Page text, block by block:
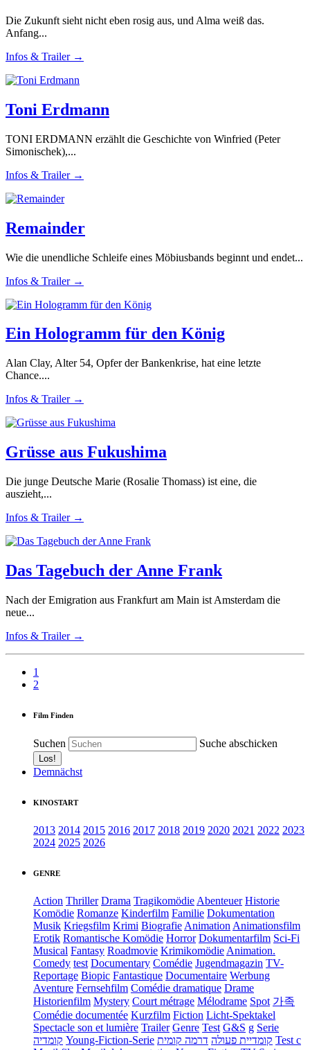
Die Zukunft sieht nicht eben rosig aus, und Alma weiß das.
Anfang...
Infos & Trailer →
Toni Erdmann
TONI ERDMANN erzählt die Geschichte von Winfried (Peter
Simonischek),...
Infos & Trailer →
Remainder
Wie die unendliche Schleife eines Möbiusbands beginnt und endet...
Infos & Trailer →
Ein Hologramm für den König
Alan Clay, Alter 54, Opfer der Bankenkrise, hat eine letzte
Chance....
Infos & Trailer →
Grüsse aus Fukushima
Die junge Deutsche Marie (Rosalie Thomass) ist eine, die
auszieht,...
Infos & Trailer →
Das Tagebuch der Anne Frank
Nach der Emigration aus Frankfurt am Main ist Amsterdam die
neue...
Infos & Trailer →
1
2
Film Finden
Suchen Suche abschicken
Demnächst
KINOSTART
2013 2014 2015 2016 2017 2018 2019 2020 2021 2022 2023
2024 2025 2026
GENRE
Action Thriller Drama Tragikomödie Abenteuer Historie
Komödie Romanze Kinderfilm Familie Dokumentation
Musik Kriegsfilm Krimi Biografie Animation Animationsfilm
Erotik Romantische Komödie Horror Dokumentarfilm Sci-Fi
Musical Fantasy Roadmovie Krimikomödie Animation.
Comedy test Documentary Comédie Jugendmagazin TV-
Reportage Biopic Fantastique Documentaire Werbung
Aventure Fernsehfilm Comédie dramatique Drame
Historienfilm Mystery Court métrage Mélodrame Spot 가족
Comédie documentée Kurzfilm Fiction Licht-Spektakel
Spectacle son et lumière Trailer Genre Test G&S g Serie
קומדיה Young-Fiction-Serie קומדיית פעולה דרמה קומית
Test c